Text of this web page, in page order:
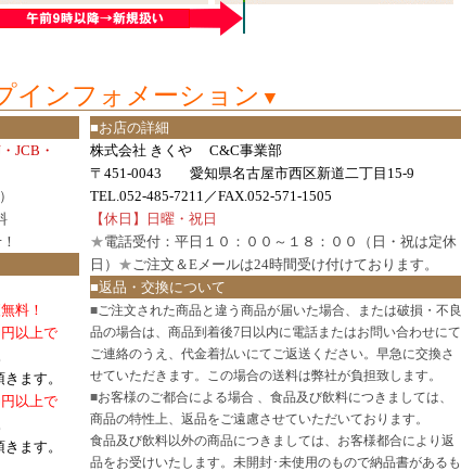
インフォメーション ▼
JCB・
）
料！
以上で
ます。
以上で
ます。
■お店の詳細
株式会社 きくや C&C事業部
〒451-0043 愛知県名古屋市西区新道二丁目15-9
TEL.052-485-7211／FAX.052-571-1505
【休日】日曜・祝日
★電話受付：平日１０：００～１８：００（日・祝は定休
日） ★ご注文＆Eメールは24時間受け付けております。
■返品・交換について
■ご注文された商品と違う商品が届いた場合、または破損・不良
品の場合は、商品到着後7日以内に電話またはお問い合わせにて
ご連絡のうえ、代金着払いにてご返送ください。早急に交換さ
せていただきます。この場合の送料は弊社が負担致します。
■お客様のご都合による場合 、食品及び飲料につきましては、
商品の特性上、返品をご遠慮させていただいております。
食品及び飲料以外の商品につきましては、お客様都合により返
品をお受けいたします。未開封･未使用のもので納品書があるも